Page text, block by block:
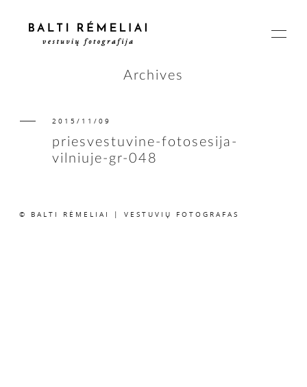
PAGRINDINIS
ISTORIJOS
Archives
2015/11/09
priesvestuvine-fotosesija-
vilniuje-gr-048
© BALTI RĖMELIAI | VESTUVIŲ FOTOGRAFAS